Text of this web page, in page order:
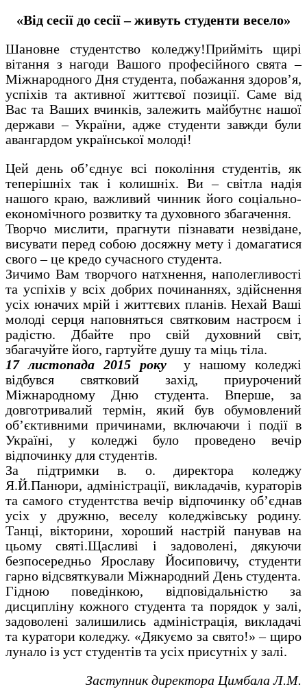
«Від сесії до сесії – живуть студенти весело»
Шановне студентство коледжу!Прийміть щирі
вітання з нагоди Вашого професійного свята –
Міжнародного Дня студента, побажання здоров’я,
успіхів та активної життєвої позиції. Саме від
Вас та Ваших вчинків, залежить майбутнє нашої
держави – України, адже студенти завжди були
авангардом української молоді!
Цей день об’єднує всі покоління студентів, як
теперішніх так і колишніх. Ви – світла надія
нашого краю, важливий чинник його соціально-
економічного розвитку та духовного збагачення.
Творчо мислити, прагнути пізнавати незвідане,
висувати перед собою досяжну мету і домагатися
свого – це кредо сучасного студента.
Зичимо Вам творчого натхнення, наполегливості
та успіхів у всіх добрих починаннях, здійснення
усіх юначих мрій і життєвих планів. Нехай Ваші
молоді серця наповняться святковим настроєм і
радістю. Дбайте про свій духовний світ,
збагачуйте його, гартуйте душу та міць тіла.
17 листопада 2015 року
у нашому коледжі
відбувся святковий захід, приурочений
Міжнародному Дню студента. Вперше, за
довготривалий термін, який був обумовлений
об’єктивними причинами, включаючи і події в
Україні, у коледжі було проведено вечір
відпочинку для студентів.
За підтримки в. о. директора коледжу
Я.Й.Панюри, адміністрації, викладачів, кураторів
та самого студентства вечір відпочинку об’єднав
усіх у дружню, веселу коледжівську родину.
Танці, вікторини, хороший настрій панував на
цьому святі.Щасливі і задоволені, дякуючи
безпосередньо Ярославу Йосиповичу, студенти
гарно відсвяткували Міжнародний День студента.
Гідною поведінкою, відповідальністю за
дисципліну кожного студента та порядок у залі,
задоволені залишились адміністрація, викладачі
та куратори коледжу. «Дякуємо за свято!» – щиро
лунало із уст студентів та усіх присутніх у залі.
Заступник директора Цимбала Л.М.